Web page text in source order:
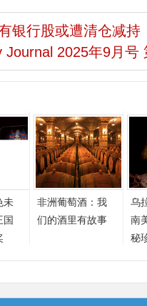
银行股或遭清仓减
Journal 2025年9月号
未
国
非洲葡萄酒：我
们的酒里有故事
乌
南
秘